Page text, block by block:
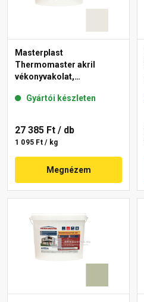
Masterplast
Thermomaster akril
vékonyvakolat,
45-F 25 kg
Gyártói készleten
27 385 Ft / db
1 095 Ft / kg
Megnézem